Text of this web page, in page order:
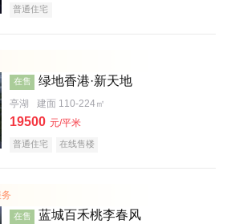
普通住宅
在售 绿地香港·新天地
亭湖 建面 110-224㎡
19500 元/平米
普通住宅 在线售楼
在售 蓝城百禾桃李春风